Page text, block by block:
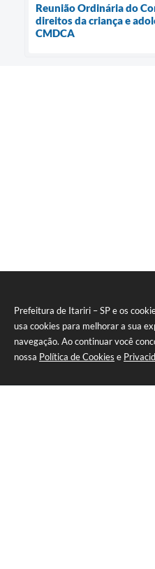
Prefeitura de Itariri – SP e os
usa cookies para melhorar a sua
navegação. Ao continuar você
nossa Política de Cookies e
Reunião Ordinária do
direitos da criança e
CMDCA